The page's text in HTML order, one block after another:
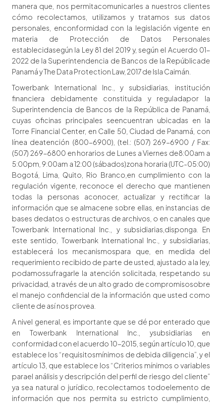
manera que, nos permitacomunicarles a nuestros clientes
cómo recolectamos, utilizamos y tratamos sus datos
personales, enconformidad con la legislación vigente en
materia de Protección de Datos Personales
establecidasegún la Ley 81 del 2019 y, según el Acuerdo 01-
2022 de la Superintendencia de Bancos de la Repúblicade
Panamá y The Data Protection Law, 2017 de Isla Caimán.
Towerbank International Inc., y subsidiarias, institución
financiera debidamente constituida y reguladapor la
Superintendencia de Bancos de la República de Panamá,
cuyas oficinas principales seencuentran ubicadas en la
Torre Financial Center, en Calle 50, Ciudad de Panamá, con
línea deatención (800-6900), (tel.: (507) 269-6900 / Fax:
(507) 269-6800 en horarios de Lunes a Viernes de8:00am a
5:00pm, 9:00am a 12:00 (sábados)zona horaria (UTC-05:00)
Bogotá, Lima, Quito, Rio Branco,en cumplimiento con la
regulación vigente, reconoce el derecho que mantienen
todas la personas aconocer, actualizar y rectificar la
información que se almacene sobre ellas, en instancias de
bases dedatos o estructuras de archivos, o en canales que
Towerbank International Inc., y subsidiarias,disponga. En
este sentido, Towerbank International Inc., y subsidiarias,
establecerá los mecanismospara que, en medida del
requerimiento recibido de parte de usted, ajustado a la ley,
podamossufragarle la atención solicitada, respetando su
privacidad, a través de un alto grado de compromisosobre
el manejo confidencial de la información que usted como
cliente de así nos provea.
A nivel general, es importante que se dé por enterado que
en Towerbank International Inc., ysubsidiarias en
conformidad con el acuerdo 10-2015, según artículo 10, que
establece los “requisitosmínimos de debida diligencia”, y el
artículo 13, que establece los “Criterios mínimos o variables
parael análisis y descripción del perfil de riesgo del cliente”
ya sea natural o jurídico, recolectamos todoelemento de
información que nos permita su estricto cumplimiento,